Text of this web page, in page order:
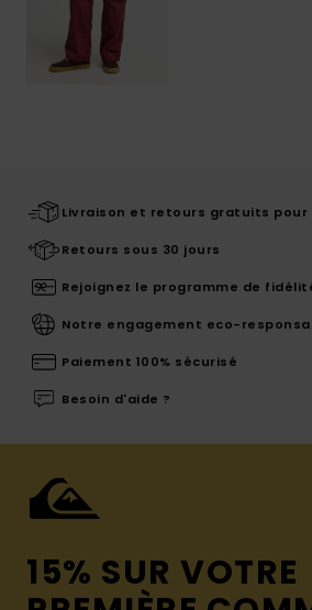
Livraison et retours gratuits pour
Retours sous 30 jours
Rejoignez le programme de
Notre engagement eco-
Paiement 100% sécurisé
Besoin d'aide ?
15% SUR VOTRE